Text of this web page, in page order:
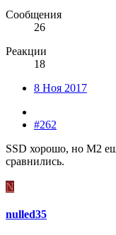
Сообщения
26
Реакции
18
8 Ноя 2017
#262
SSD хорошо, но М2
сравнились.
N
nulled35